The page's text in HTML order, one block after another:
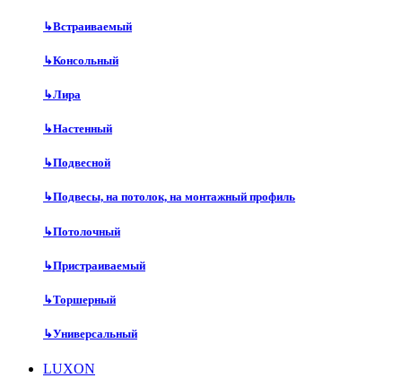
↳Встраиваемый
↳Консольный
↳Лира
↳Настенный
↳Подвесной
↳Подвесы, на потолок, на монтажный профиль
↳Потолочный
↳Пристраиваемый
↳Торшерный
↳Универсальный
LUXON